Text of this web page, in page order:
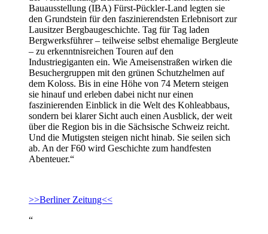
Bauausstellung (IBA) Fürst-Pückler-Land legten sie
den Grundstein für den faszinierendsten Erlebnisort zur
Lausitzer Bergbaugeschichte. Tag für Tag laden
Bergwerksführer – teilweise selbst ehemalige Bergleute
– zu erkenntnisreichen Touren auf den
Industriegiganten ein. Wie Ameisenstraßen wirken die
Besuchergruppen mit den grünen Schutzhelmen auf
dem Koloss. Bis in eine Höhe von 74 Metern steigen
sie hinauf und erleben dabei nicht nur einen
faszinierenden Einblick in die Welt des Kohleabbaus,
sondern bei klarer Sicht auch einen Ausblick, der weit
über die Region bis in die Sächsische Schweiz reicht.
Und die Mutigsten steigen nicht hinab. Sie seilen sich
ab. An der F60 wird Geschichte zum handfesten
Abenteuer.“
>>Berliner Zeitung<<
“